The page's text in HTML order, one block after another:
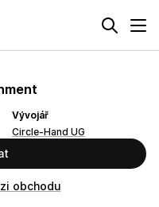
Vývojář
Circle-Hand UG
obchodu